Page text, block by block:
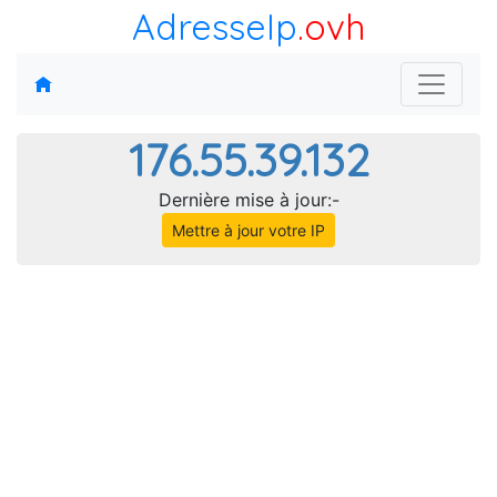
AdresseIp.ovh
176.55.39.132
Dernière mise à jour:-
Mettre à jour votre IP